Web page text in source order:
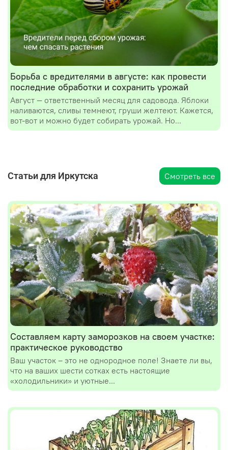
Борьба с вредителями в августе: как провести
последние обработки и сохранить урожай
Август — ответственный месяц для садовода. Яблоки
наливаются, сливы темнеют, груши желтеют. Кажется,
вот-вот и можно будет собирать урожай. Но...
Статьи для Иркутска Смотреть все
Составляем карту заморозков на своем участке:
практическое руководство
Ваш участок – это не однородное поле! Знаете ли вы,
что на ваших шести сотках есть настоящие
«холодильники» и уютные...